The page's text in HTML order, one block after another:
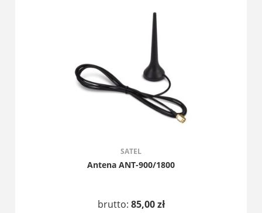
SATEL
Antena ANT-900/1800
brutto: 85,00 zł